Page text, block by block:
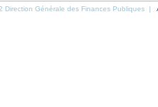
Direction Générale des Finances Publiques |